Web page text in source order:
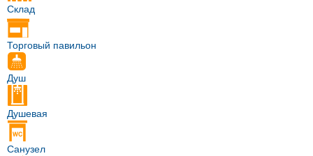
Склад
Торговый павильон
Душ
Душевая
Санузел